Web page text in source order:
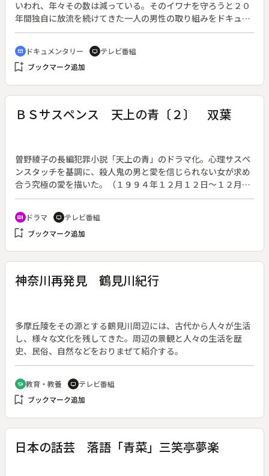
いわれ、年々その数は減っている。そのイワナを守ろうと２０
年間独自に放流を続けてきた一人の男性の取り組みをドキュメ
ントする。あわせてイワナを追い詰めるつり人の乱獲や山の乱
開発問題をリポートし、自然と人との共生を考える。
cinematic_blur ドキュメンタリー tv テレビ番組
bookmark_add ブックマーク追加
ＢＳサスペンス 天上の青〔２〕 双葉
曽野綾子の長編犯罪小説「天上の青」のドラマ化。心理サスペ
ンスタッチを基調に、殺人鬼の男と愛を信じられない女が求め
合う究極の愛を描いた。（１９９４年１２月１２日～１２月１
５日。全４回）◆陽子殺害の事実は発覚していない。捜査の手
がいつ迫るとも知れない恐怖の中、富士男はたびたび雪子と会
う。会っているときだけ富士男は心の安らぎを得られるのだっ
た。そんな中、雪子は母・孝子（左幸子）と会った帰り偶然弁
婚約者だったが、妹の智子と三角関係になってしまい、破談に
なったのだった。一方、富士男は第２の殺人を犯す。さらに雪
子の隣に住む主婦瞳（佐倉しおり）が自殺しそうになっている
recent_actors ドラマ tv テレビ番組
bookmark_add ブックマーク追加
神奈川再発見 鶴見川紀行
多摩丘陵をその源とする鶴見川周辺には、古代から人々が生活
し、様々な文化を残してきた。周辺の景観と人々の生活を歴
史、民俗、自然などをおりまぜて紹介する。
school 教育・教養 tv テレビ番組
bookmark_add ブックマーク追加
日本の話芸 落語「青菜」三笑亭夢楽